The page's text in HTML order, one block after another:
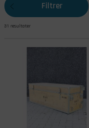
Filtrer
31 resultater